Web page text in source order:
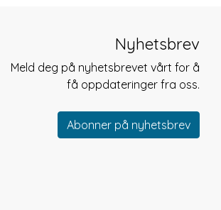
Nyhetsbrev
Meld deg på nyhetsbrevet vårt for å
få oppdateringer fra oss.
Abonner på nyhetsbrev